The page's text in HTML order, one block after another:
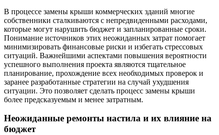
В процессе замены крыши коммерческих зданий многие
собственники сталкиваются с непредвиденными расходами,
которые могут нарушить бюджет и запланированные сроки.
Понимание источников этих неожиданных затрат помогает
минимизировать финансовые риски и избегать стрессовых
ситуаций. Важнейшими аспектами повышения вероятности
успешного выполнения проекта являются тщательное
планирование, прохождение всех необходимых проверок и
заранее разработанные стратегии на случай ухудшения
ситуации. Это позволяет сделать процесс замены крыши
более предсказуемым и менее затратным.
Неожиданные ремонты настила и их влияние на
бюджет